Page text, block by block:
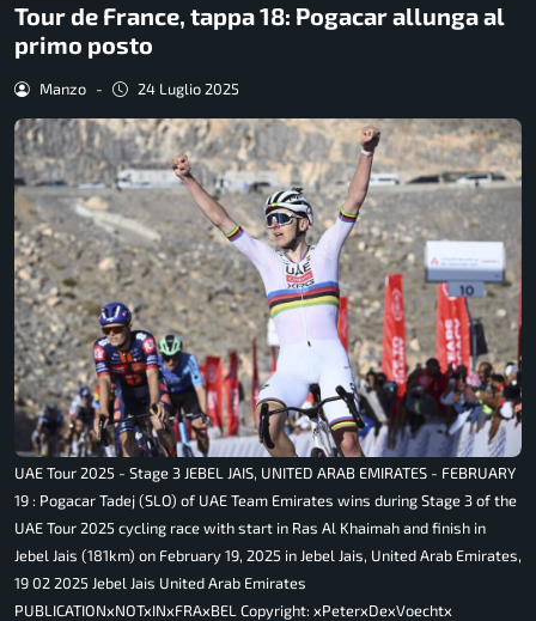
Tour de France, tappa 18: Pogacar allunga al
primo posto
Manzo - 24 Luglio 2025
UAE Tour 2025 - Stage 3 JEBEL JAIS, UNITED ARAB EMIRATES - FEBRUARY
19 : Pogacar Tadej (SLO) of UAE Team Emirates wins during Stage 3 of the
UAE Tour 2025 cycling race with start in Ras Al Khaimah and finish in
Jebel Jais (181km) on February 19, 2025 in Jebel Jais, United Arab Emirates,
19 02 2025 Jebel Jais United Arab Emirates
PUBLICATIONxNOTxINxFRAxBEL Copyright: xPeterxDexVoechtx